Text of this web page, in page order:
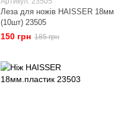
Леза для ножів HAISSER 18мм
(10шт) 23505
150 грн 185 грн